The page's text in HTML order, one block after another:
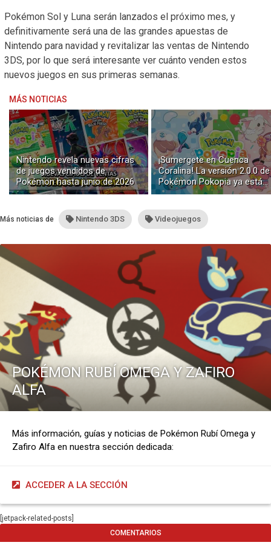
Pokémon Sol y Luna serán lanzados el próximo mes, y
definitivamente será una de las grandes apuestas de
Nintendo para navidad y revitalizar las ventas de Nintendo
3DS, por lo que será interesante ver cuánto venden estos
nuevos juegos en sus primeras semanas.
MÁS NOTICIAS
Nintendo revela nuevas cifras
de juegos vendidos de
Pokémon hasta junio de 2026
¡Sumergete en Cuenca
Coralina! La versión 2.0.0 de
Pokémon Pokopia ya está
disponible con buceo y
Más noticias de Nintendo 3DS Videojuegos
POKÉMON RUBÍ OMEGA Y ZAFIRO
ALFA
Más información, guías y noticias de Pokémon Rubí Omega y
Zafiro Alfa en nuestra sección dedicada:
ACCEDER A LA SECCIÓN
[jetpack-related-posts]
COMENTARIOS